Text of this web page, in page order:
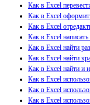
Как в Excel
Как в Excel
Как в Excel
Как в Excel
Как в Excel найти
Как в Excel найти
Как в Excel найти и
Как в Excel
Как в Excel
Как в Excel